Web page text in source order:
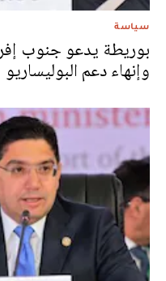
سياسة
بوريطة يدعو جنوب
وإنهاء دعم البوليساريو